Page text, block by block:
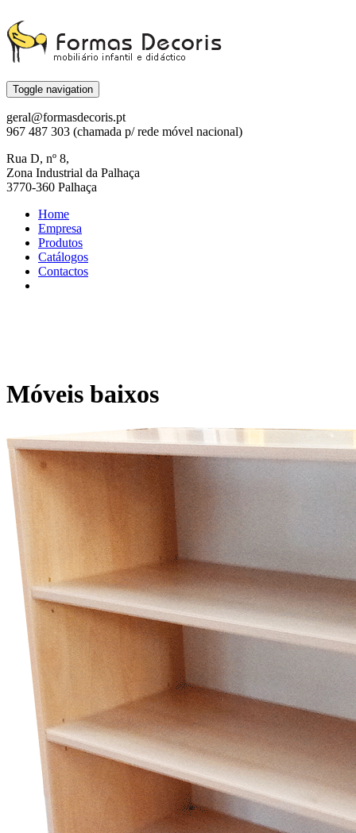
Toggle navigation
geral@formasdecoris.pt
967 487 303 (chamada p/ rede móvel nacional)
Rua D, nº 8,
Zona Industrial da Palhaça
3770-360 Palhaça
Home
Empresa
Produtos
Catálogos
Contactos
Móveis baixos